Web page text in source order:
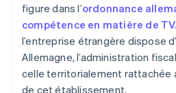
figure dans l’ordonnance
compétence en matière de
l’entreprise étrangère dispose
Allemagne, l’administration
celle territorialement rattachée
de cet établissement.